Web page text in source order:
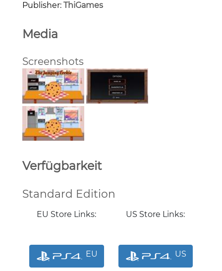
Publisher: ThiGames
Media
Screenshots
Verfügbarkeit
Standard Edition
EU Store Links:
EU
US Store Links:
US